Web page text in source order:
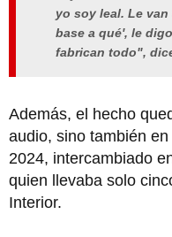
yo soy leal. Le
base a qué', le
fabrican todo",
Además, el hecho
audio, sino también
2024, intercambiado
quien llevaba solo
Interior.